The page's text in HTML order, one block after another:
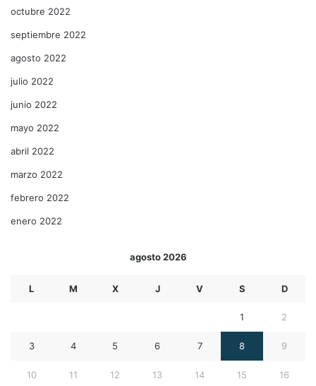
octubre 2022
septiembre 2022
agosto 2022
julio 2022
junio 2022
mayo 2022
abril 2022
marzo 2022
febrero 2022
enero 2022
agosto 2026
L M X J V S D
1 2
3 4 5 6 7 8 9
10 11 12 13 14 15 16